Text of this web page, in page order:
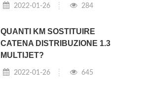
2022-01-26 284
QUANTI KM SOSTITUIRE
CATENA DISTRIBUZIONE 1.3
MULTIJET?
2022-01-26 645